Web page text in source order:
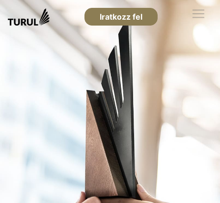
Iratkozz fel